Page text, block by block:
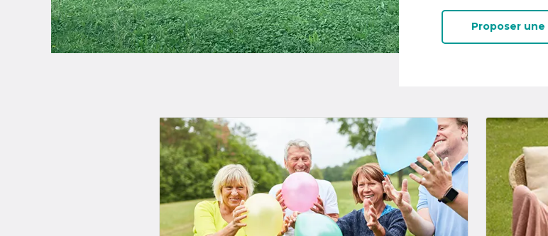
Proposer une